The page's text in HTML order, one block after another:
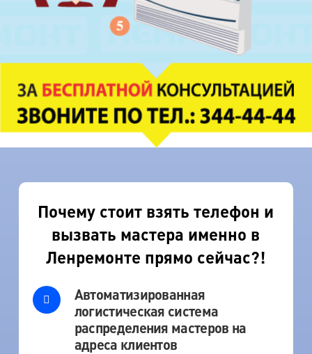
Почему стоит взять телефон и
вызвать мастера именно в
Ленремонте прямо сейчас?!
Автоматизированная
логистическая система
распределения мастеров на
адреса клиентов